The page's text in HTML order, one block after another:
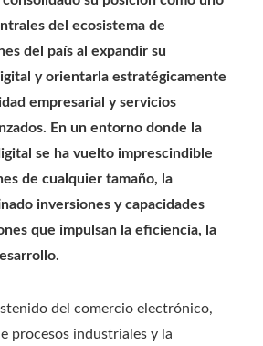
del ecosistema de
del país al expandir su
y orientarla estratégicamente
empresarial y servicios
En un entorno donde la
se ha vuelto imprescindible
de cualquier tamaño, la
inversiones y capacidades
que impulsan la eficiencia, la
del comercio electrónico,
procesos industriales y la